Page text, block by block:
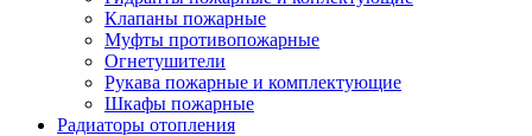
Клапаны пожарные
Муфты противопожарные
Огнетушители
Рукава пожарные и комплектующие
Шкафы пожарные
Радиаторы отопления